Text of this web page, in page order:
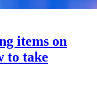
items on
to take